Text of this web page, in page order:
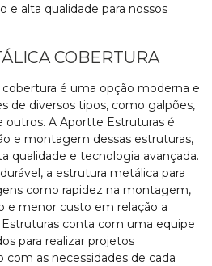
alta qualidade para nossos
COBERTURA
é uma opção moderna e
de diversos tipos, como galpões,
outros. A Aportte Estruturas é
e montagem dessas estruturas,
qualidade e tecnologia avançada.
a estrutura metálica para
como rapidez na montagem,
e menor custo em relação a
conta com uma equipe
para realizar projetos
com as necessidades de cada